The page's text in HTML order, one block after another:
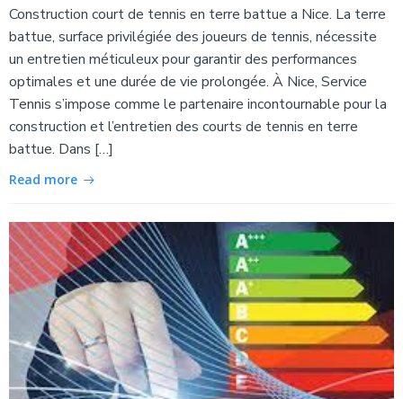
Construction court de tennis en terre battue a Nice. La terre
battue, surface privilégiée des joueurs de tennis, nécessite
un entretien méticuleux pour garantir des performances
optimales et une durée de vie prolongée. À Nice, Service
Tennis s’impose comme le partenaire incontournable pour la
construction et l’entretien des courts de tennis en terre
battue. Dans […]
Read more